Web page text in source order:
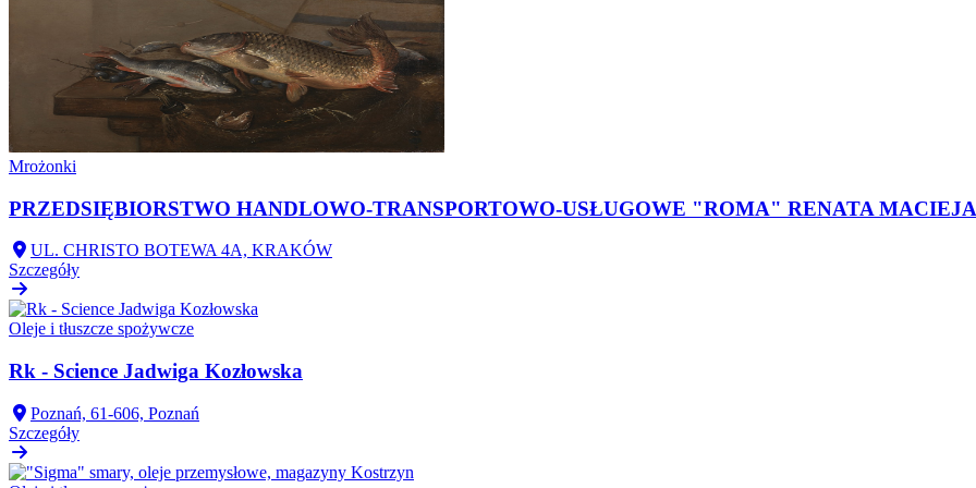
Mrożonki
PRZEDSIĘBIORSTWO HANDLOWO-TRANSPORTOWO-USŁUGOWE "ROMA" RENATA
UL. CHRISTO BOTEWA 4A, KRAKÓW
Szczegóły
Oleje i tłuszcze spożywcze
Rk - Science Jadwiga Kozłowska
Poznań, 61-606, Poznań
Szczegóły